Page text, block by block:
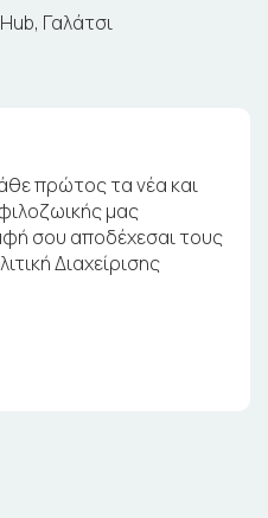
Γαλάτσι
πρώτος τα νέα και
μας
σου αποδέχεσαι τους
Διαχείρισης